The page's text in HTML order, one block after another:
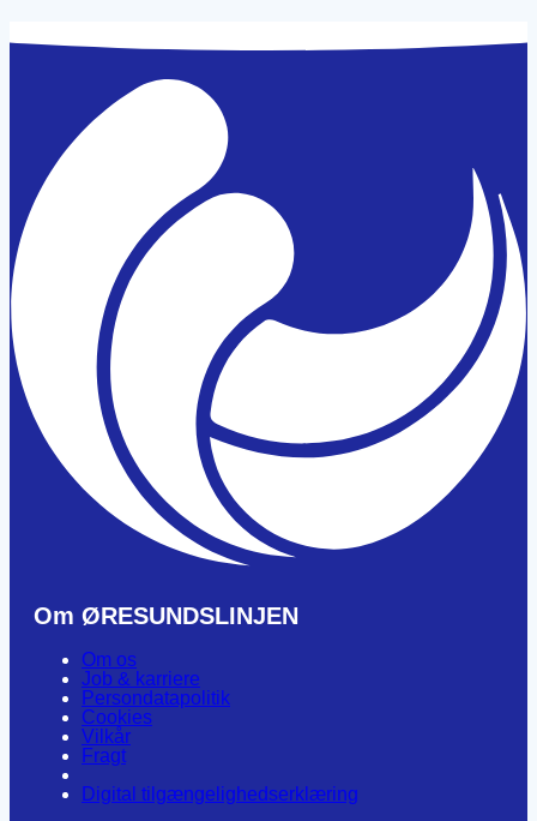
Om ØRESUNDSLINJEN
Om os
Job & karriere
Persondatapolitik
Cookies
Vilkår
Fragt
Digital tilgængelighedserklæring